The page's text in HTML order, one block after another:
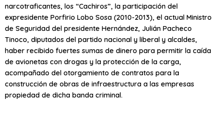
narcotraficantes, los “Cachiros”, la participación del
expresidente Porfirio Lobo Sosa (2010-2013), el actual Ministro
de Seguridad del presidente Hernández, Julián Pacheco
Tinoco, diputados del partido nacional y liberal y alcaldes,
haber recibido fuertes sumas de dinero para permitir la caída
de avionetas con drogas y la protección de la carga,
acompañado del otorgamiento de contratos para la
construcción de obras de infraestructura a las empresas
propiedad de dicha banda criminal.